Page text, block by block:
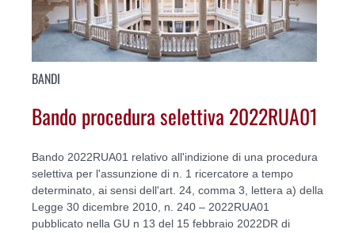
BANDI
Bando procedura selettiva 2022RUA01
Bando 2022RUA01 relativo all'indizione di una procedura
selettiva per l'assunzione di n. 1 ricercatore a tempo
determinato, ai sensi dell'art. 24, comma 3, lettera a) della
Legge 30 dicembre 2010, n. 240 – 2022RUA01
pubblicato nella GU n 13 del 15 febbraio 2022DR di